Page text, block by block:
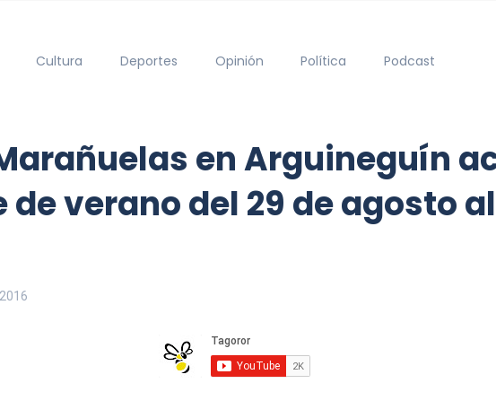
Cultura Deportes Opinión Política Podcast
en Arguineguín
verano del 29 de agosto al